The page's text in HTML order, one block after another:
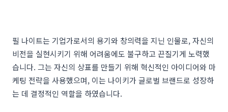
필 나이트는 기업가로서의 용기와 창의력을 지닌 인물로, 자신의
비전을 실현시키기 위해 어려움에도 불구하고 끈질기게 노력했
습니다. 그는 자신의 상표를 만들기 위해 혁신적인 아이디어와 마
케팅 전략을 사용했으며, 이는 나이키가 글로벌 브랜드로 성장하
는 데 결정적인 역할을 하였습니다.